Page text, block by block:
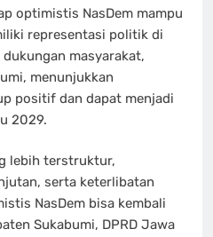
optimistis NasDem mampu
representasi politik di
masyarakat,
menunjukkan
positif dan dapat menjadi
2029.
lebih terstruktur,
serta keterlibatan
NasDem bisa kembali
Sukabumi, DPRD Jawa